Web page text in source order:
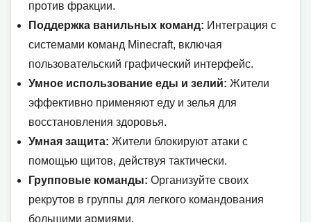
против фракции.
Поддержка ванильных команд: Интеграция с
системами команд Minecraft, включая
пользовательский графический интерфейс.
Умное использование еды и зелий: Жители
эффективно применяют еду и зелья для
восстановления здоровья.
Умная защита: Жители блокируют атаки с
помощью щитов, действуя тактически.
Групповые команды: Организуйте своих
рекрутов в группы для легкого командования
большими армиями.